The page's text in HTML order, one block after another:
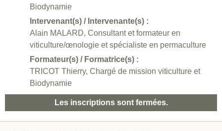
Biodynamie
Intervenant(s) / Intervenante(s) :
Alain MALARD, Consultant et formateur en
viticulture/œnologie et spécialiste en permaculture
Formateur(s) / Formatrice(s) :
TRICOT Thierry, Chargé de mission viticulture et
Biodynamie
Les inscriptions sont fermées.